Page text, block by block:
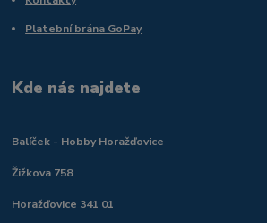
Platební brána GoPay
Kde nás najdete
Balíček - Hobby Horažďovice
Žižkova 758
Horažďovice 341 01